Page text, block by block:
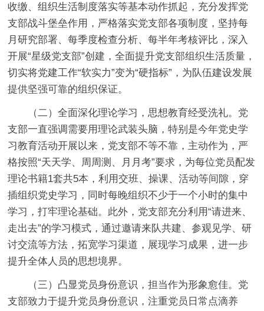
收缴、组织生活制度落实等基本动作抓起，充分发挥党
支部战斗堡垒作用，严格落实党支部各项制度，坚持每
月研究部署、每季度检查分析、每半年考核评比，深入
开展“星级党支部”创建，全面提升党支部组织生活质量，
切实将党建工作“软实力”变为“硬指标”，为队伍建设发展
提供坚强可靠的组织保证。
（二）全面深化理论学习，思想教育经受洗礼。 党
支部一直强调需要用理论武装头脑，特别是今年党史学
习教育活动开展以来，党支部不等不靠，主动作为，严
格按照“天天学、周周测、月月考”要求，为每位党员配发
理论书籍1套共5本，利用交班、操课、活动等间隙，穿
插组织党史学习，同时每晚组织不少于一个小时的集中
学习，打牢理论基础。此外，党支部充分利用“请进来、
走出去”的学习模式，通过邀请来队共建、参观见学、研
讨交流等方法，拓宽学习渠道，展现学习成果，进一步
提升全体人员的思想境界。
（三）凸显党员身份意识，担当作为形象愈佳。 党
支部致力于提升党员身份意识，注重党员日常点滴养